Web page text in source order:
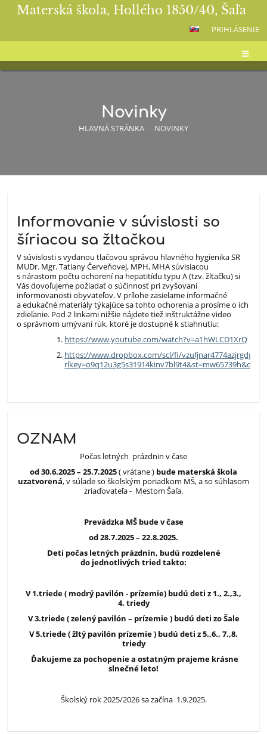
Materská škola, Hollého 1850/40, Šaľa
PRIHLÁSENIE
Novinky
HLAVNÁ STRÁNKA - NOVINKY
Informovanie v súvislosti so
šíriacou sa žltačkou
V súvislosti s vydanou tlačovou správou hlavného hygienika SR
MUDr. Mgr. Tatiany Červeňovej, MPH, MHA súvisiacou
s nárastom počtu ochorení na hepatitídu typu A (tzv. žltačku) si
Vás dovoľujeme požiadať o súčinnosť pri zvyšovaní
informovanosti obyvateľov. V prílohe zasielame informačné
a edukačné materiály týkajúce sa tohto ochorenia a prosíme o ich
zdieľanie. Pod 2 linkami nižšie nájdete tiež inštruktážne video
o správnom umývaní rúk, ktoré je dostupné k stiahnutiu:
https://www.youtube.com/watch?v=a1hWLCD1XrQ
https://www.dropbox.com/scl/fi/
rlkey=o9q12u3g5s31914kinv7bl9t4&st=mw65739h&dl=0
OZNAM
Počas letných prázdnin v čase
od 30.6.2025 – 25.7.2025( vrátane ) bude materská škola
uzatvorená, v súlade so školským poriadkom MŠ, a so súhlasom
zriaďovateľa - Mestom Šaľa.
Prevádzka MŠ bude v čase
od 28.7.2025 – 22.8.2025.
Deti počas letných prázdnin, budú rozdelené
do jednotlivých tried takto:
V 1.triede ( modrý pavilón - prízemie) budú deti z 1., 2.,3.,
4. triedy
V 3.triede ( zelený pavilón – prízemie ) budú deti zo Šale
V 5.triede ( žltý pavilón prízemie ) budú deti z 5.,6., 7.,8.
triedy
Ďakujeme za pochopenie a ostatným prajeme krásne
slnečné leto!
Školský rok 2025/2026 sa začína 1.9.2025.